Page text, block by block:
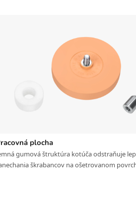
plocha
gumová štruktúra kotúča odstraňuje
škrabancov na ošetrovanom